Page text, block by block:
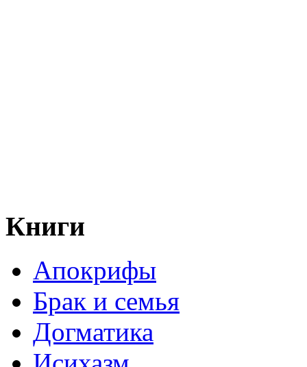
Книги
Апокрифы
Брак и семья
Догматика